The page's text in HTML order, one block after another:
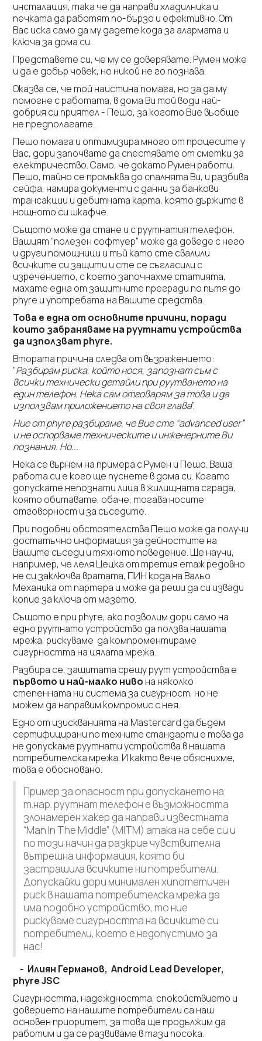
инсталация, така че да направи хладилника и
печката да работят по-бързо и ефективно. От
Вас иска само да му дадете кода за алармата и
ключа за дома си.
Представете си, че му се доверявате. Румен може
и да е добър човек, но никой не го познава.
Оказва се, че той наистина помага, но за да му
помогне с работата, в дома Ви той води най-
добрия си приятел - Пешо, за когото Вие въобще
не предполагате.
Пешо помага и оптимизира много от процесите у
Вас, дори започвате да спестявате от сметки за
електричество. Само, че докато Румен работи,
Пешо, тайно се промъква до спалнята Ви, и разбива
сейфа, намира документи с данни за банкови
трансакции и дебитната карта, която държите в
нощното си шкафче.
Същото може да стане и с руутнатия телефон.
Вашият “полезен софтуер” може да доведе с него
и други помощници и тъй като сте свалили
всичките си защити и сте се съгласили с
изречението, с което започнахме статията,
махате една от защитните прегради по пътя до
phyre и употребата на Вашите средства.
Това е една от основните причини, поради
които забраняваме на руутнати устройства
да използват phyre.
Втората причина следва от възражението:
“Разбирам риска, който нося, запознат съм с
всички технически детайли при руутването на
един телефон. Нека сам отговарям за това и да
използвам приложението на своя глава”.
Ние от phyre разбираме, че Вие сте “advanced user”
и не оспорваме техническите и инженерните Ви
познания. Но...
Нека се върнем на примера с Румен и Пешо. Ваша
работа си е кого ще пуснете в дома си. Когато
допускате непознати лица в жилищната сграда,
която обитавате, обаче, тогава носите
отговорност и за съседите.
При подобни обстоятелства Пешо може да получи
достатъчно информация за дейностите на
Вашите съседи и тяхното поведение. Ще научи,
например, че леля Цецка от третия етаж редовно
не си заключва вратата, ПИН кода на Вальо
Механика от партера и може да реши да си извади
копие за ключа от мазето.
Същото е при phyre, ако позволим дори само на
едно руутнато устройство да ползва нашата
мрежа, рискуваме да компроментираме
сигурността на цялата мрежа.
Разбира се, защитата срещу руут устройства е
първото и най-малко ниво на няколко
степенната ни система за сигурност, но не
можем да направим компромис с нея.
Едно от изискванията на Mastercard да бъдем
сертифицирани по техните стандарти е това да
не допускаме руутнати устройства в нашата
потребителска мрежа. И както вече обяснихме,
това е обосновано.
Пример за опасност при допускането на
т.нар. руутнат телефон е възможността
злонамерен хакер да направи известната
“Man In The Middle” (MITM) атака на себе си и
по този начин да разкрие чувствителна
вътрешна информация, която би
застрашила всичките ни потребители.
Допускайки дори минимален хипотетичен
риск в нашата потребителска мрежа да
има подобно устройство, то ние
рискуваме сигурността на всичките си
потребители, което е недопустимо за
нас!
- Илиян Германов, Android Lead Developer,
phyre JSC
Сигурността, надеждността, спокойствието и
доверието на нашите потребители са наш
основен приоритет, за това ще продължим да
работим и да се развиваме в тази посока.